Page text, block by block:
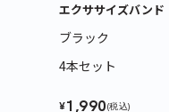
エクササイズバンド
ブラック
4本セット
¥1,990(税込)